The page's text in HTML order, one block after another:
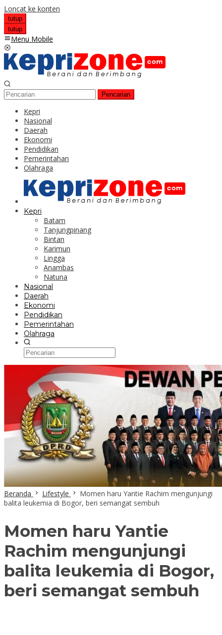
Loncat ke konten
tutup
tutup
Menu Mobile
Pencarian
Kepri
Nasional
Daerah
Ekonomi
Pendidikan
Pemerintahan
Olahraga
Kepri
Batam
Tanjungpinang
Bintan
Karimun
Lingga
Anambas
Natuna
Nasional
Daerah
Ekonomi
Pendidikan
Pemerintahan
Olahraga
Beranda Lifestyle
Momen haru Yantie Rachim mengunjungi
balita leukemia di Bogor, beri semangat sembuh
Momen haru Yantie
Rachim mengunjungi
balita leukemia di Bogor,
beri semangat sembuh